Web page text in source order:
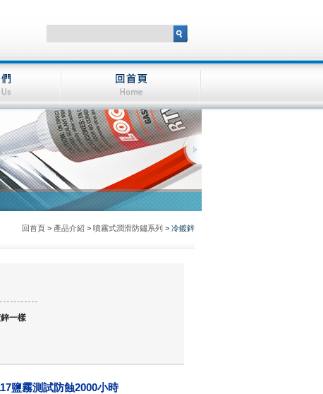
回首頁> 產品介紹> 噴霧式潤滑防鏽系列 > 冷鍍鋅
一樣
鹽霧測試防蝕2000小時